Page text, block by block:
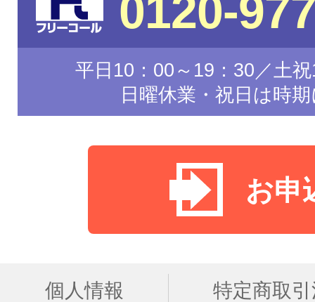
0120-
平日10：00～19：30／土
日曜休業・祝日は時
お申
個人情報
特定商取